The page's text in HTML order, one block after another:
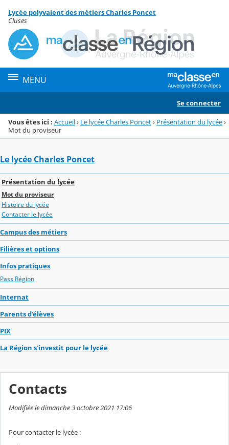
Menu de la rubrique
Contenu
Lycée polyvalent des métiers Charles Poncet
Cluses
MENU
Se connecter
Vous êtes ici : Accueil› Le lycée Charles Poncet› Présentation du lycée›
Mot du proviseur
Le lycée Charles Poncet
Présentation du lycée
Mot du proviseur
Histoire du lycée
Contacter le lycée
Campus des métiers
Filières et options
Infos pratiques
Pass Région
Internat
Parents d'élèves
PIX
La Région s'investit pour le lycée
Contacts
Modifiée le dimanche 3 octobre 2021 17:06
Pour contacter le lycée :